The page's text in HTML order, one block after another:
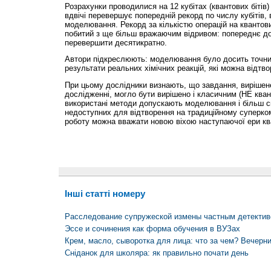
Розрахунки проводилися на 12 кубітах (квантових
вдвічі перевершує попередній рекорд по числу кубітів,
моделювання. Рекорд за кількістю операцій на
побитий з ще більш вражаючим відривом: попереднє
перевершити десятикратно.
Автори підкреслюють: моделювання було досить
результати реальних хімічних реакцій, які можна
При цьому дослідники визнають, що завдання,
дослідженні, могло бути вирішено і класичним (НЕ
використані методи допускають моделювання і більш
недоступних для відтворення на традиційному
роботу можна вважати новою віхою наступаючої ери
Інші статті номеру
Расследование супружеской измены частным
Эссе и сочинения как форма обучения в ВУЗах
Крем, масло, сыворотка для лица: что за чем?
Сніданок для школяра: як правильно почати день